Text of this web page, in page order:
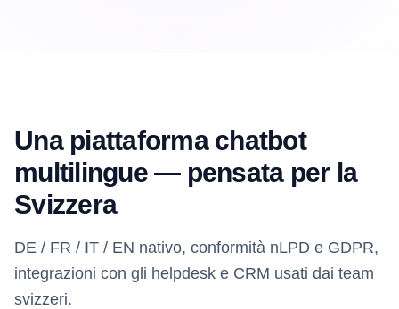
Una piattaforma chatbot
multilingue — pensata per la
Svizzera
DE / FR / IT / EN nativo, conformità nLPD e GDPR,
integrazioni con gli helpdesk e CRM usati dai team
svizzeri.